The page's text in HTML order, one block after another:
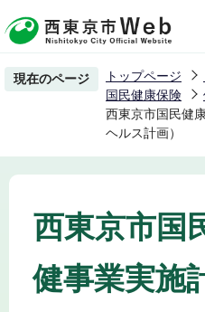
の
ー
先
頭
現在のページ トップページ
国民健康保険
西東京市国民健
ヘルス計画）
西東京市国
健事業実施